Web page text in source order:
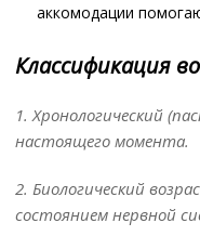
аккомодации
Классификация
1. Хронологический
настоящего момента.
2. Биологический
состоянием нервной